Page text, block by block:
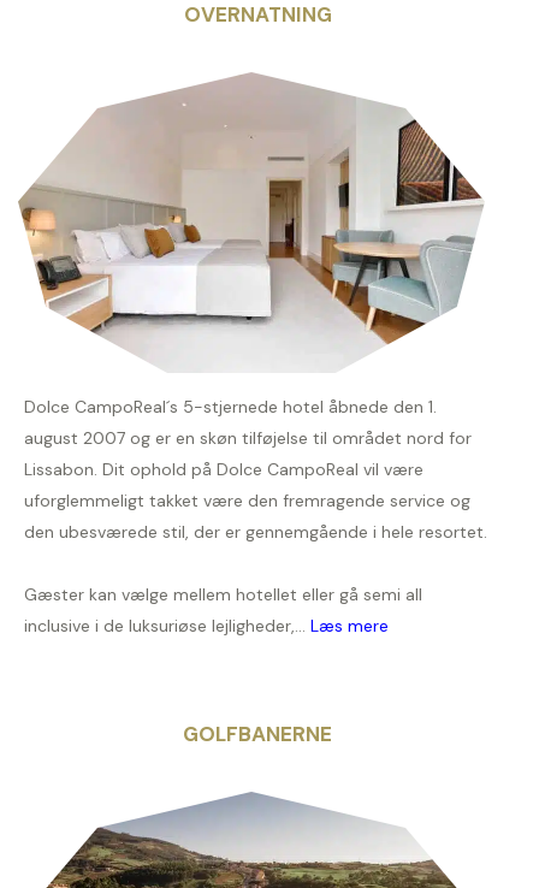
OVERNATNING
Dolce CampoReal´s 5-stjernede hotel åbnede den 1.
august 2007 og er en skøn tilføjelse til området nord for
Lissabon. Dit ophold på Dolce CampoReal vil være
uforglemmeligt takket være den fremragende service og
den ubesværede stil, der er gennemgående i hele resortet.
Gæster kan vælge mellem hotellet eller gå semi all
inclusive i de luksuriøse lejligheder,... Læs mere
GOLFBANERNE